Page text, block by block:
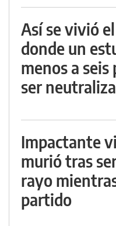
Así se vivió
donde un
menos a
ser
Impactante
murió tras
rayo
partido